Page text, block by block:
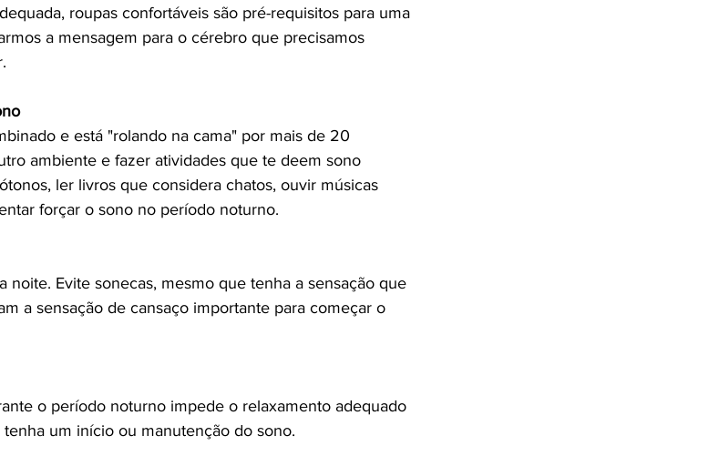
roupas confortáveis são pré-requisitos para uma
a mensagem para o cérebro que precisamos
e está "rolando na cama" por mais de 20
ambiente e fazer atividades que te deem sono
ler livros que considera chatos, ouvir músicas
forçar o sono no período noturno.
noite. Evite sonecas, mesmo que tenha a sensação que
a sensação de cansaço importante para começar o
o período noturno impede o relaxamento adequado
um início ou manutenção do sono.